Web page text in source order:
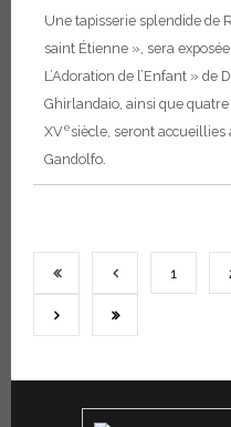
Une tapisserie splendide de
saint Étienne », sera
L’Adoration de l’Enfant » de
Ghirlandaio, ainsi que
XVesiècle, seront accueillies
Gandolfo.
1